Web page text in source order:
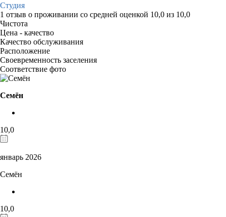
Студия
1 отзыв о проживании со средней оценкой 10,0 из 10,0
Чистота
Цена - качество
Качество обслуживания
Расположение
Своевременность заселения
Соответствие фото
Семён
10,0
январь 2026
Семён
10,0